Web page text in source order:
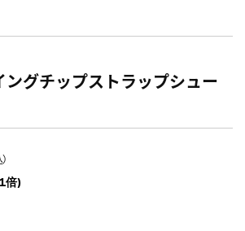
グチップストラップシュー
倍)